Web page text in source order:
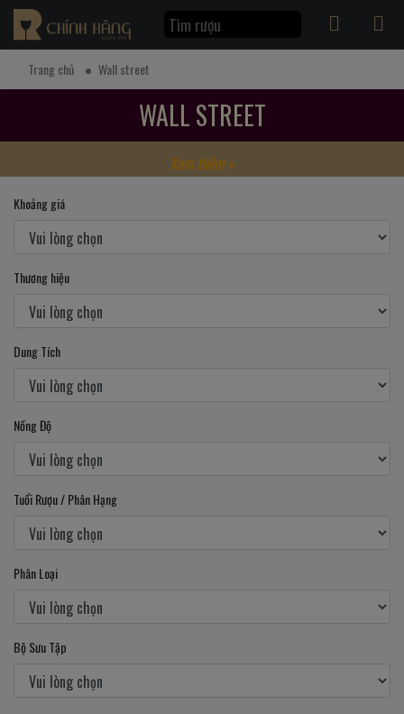
Trang chủ Wall street
WALL STREET
Xem thêm »
Khoảng giá
Thương hiệu
Dung Tích
Nồng Độ
Tuổi Rượu / Phân Hạng
Phân Loại
Bộ Sưu Tập